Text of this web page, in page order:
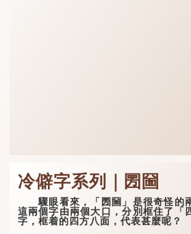
冷僻字系列｜圐圙
驟眼看來，「圐圙」是很奇怪的兩
這兩個字由兩個大口，分別框住了「
字，框着的四方八面，代表甚麼呢？